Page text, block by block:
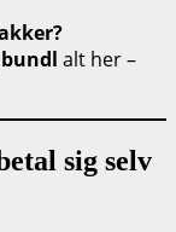
bundl alt her –
sig selv